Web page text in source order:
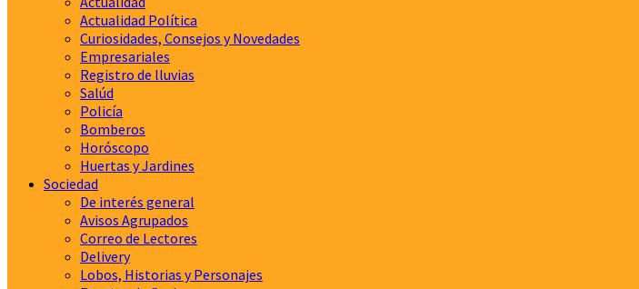
Actualidad Política
Curiosidades, Consejos y Novedades
Empresariales
Registro de lluvias
Salúd
Policía
Bomberos
Horóscopo
Huertas y Jardines
Sociedad
De interés general
Avisos Agrupados
Correo de Lectores
Delivery
Lobos, Historias y Personajes